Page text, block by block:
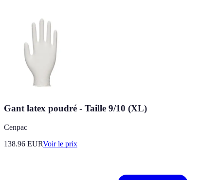
Gant latex poudré - Taille 9/10 (XL)
Cenpac
138.96 EURVoir le prix